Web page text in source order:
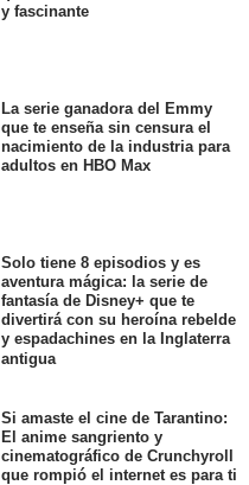
y fascinante
La serie ganadora del Emmy
que te enseña sin censura el
nacimiento de la industria para
adultos en HBO Max
Solo tiene 8 episodios y es
aventura mágica: la serie de
fantasía de Disney+ que te
divertirá con su heroína rebelde
y espadachines en la Inglaterra
antigua
Si amaste el cine de Tarantino:
El anime sangriento y
cinematográfico de Crunchyroll
que rompió el internet es para ti